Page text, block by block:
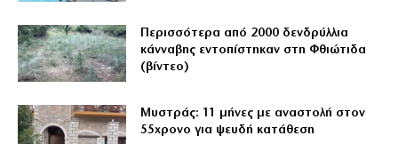
Περισσότερα από 2000 δενδρύλλια
κάνναβης εντοπίστηκαν στη Φθιώτιδα
(βίντεο)
Μυστράς: 11 μήνες με αναστολή στον
55χρονο για ψευδή κατάθεση